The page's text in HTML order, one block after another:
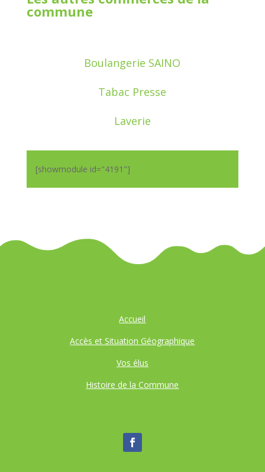
commune
Boulangerie SAINO
Tabac Presse
Laverie
[showmodule id="4191"]
Accueil
Accès et Situation Géographique
Vos élus
Histoire de la Commune